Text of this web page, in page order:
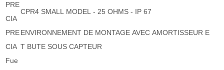
PRE
CIA
CPR4 SMALL MODEL - 25 OHMS - IP 67
PRE
CIA
ENVIRONNEMENT DE MONTAGE AVEC AMORTISSEUR E
T BUTE SOUS CAPTEUR
Fue